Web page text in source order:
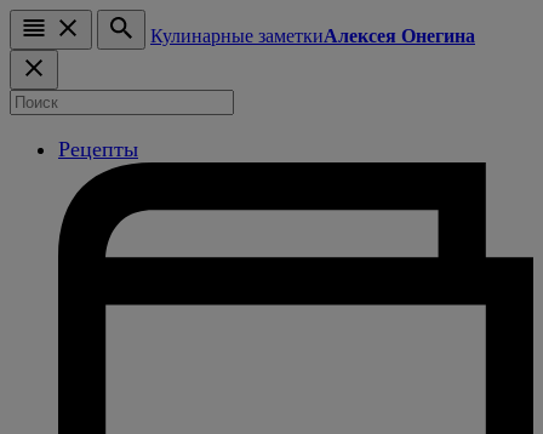
Кулинарные заметкиАлексея Онегина
Рецепты